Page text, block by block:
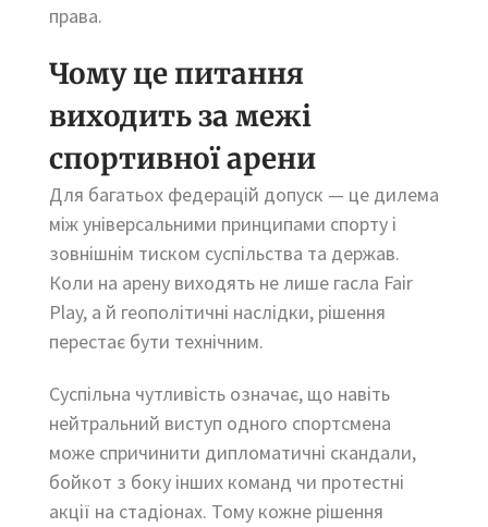
права.
Чому це питання
виходить за межі
спортивної арени
Для багатьох федерацій допуск — це дилема
між універсальними принципами спорту і
зовнішнім тиском суспільства та держав.
Коли на арену виходять не лише гасла Fair
Play, а й геополітичні наслідки, рішення
перестає бути технічним.
Суспільна чутливість означає, що навіть
нейтральний виступ одного спортсмена
може спричинити дипломатичні скандали,
бойкот з боку інших команд чи протестні
акції на стадіонах. Тому кожне рішення